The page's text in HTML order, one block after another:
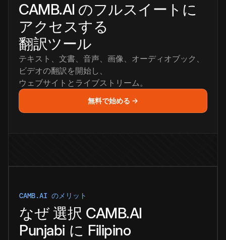
CAMB.AI のフルスイートに
アクセスする
翻訳ツール
テキスト、文書、音声、画像、オーディオブック、
ビデオの翻訳を開始し、
ウェブサイトとライブストリーム。
無料で始める →
CAMB.AI のメリット
なぜ 選択 CAMB.AI
Punjabi に Filipino